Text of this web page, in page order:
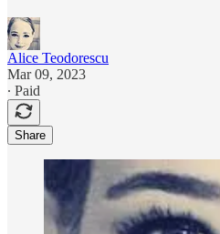
Alice Teodorescu
Mar 09, 2023
∙ Paid
Share